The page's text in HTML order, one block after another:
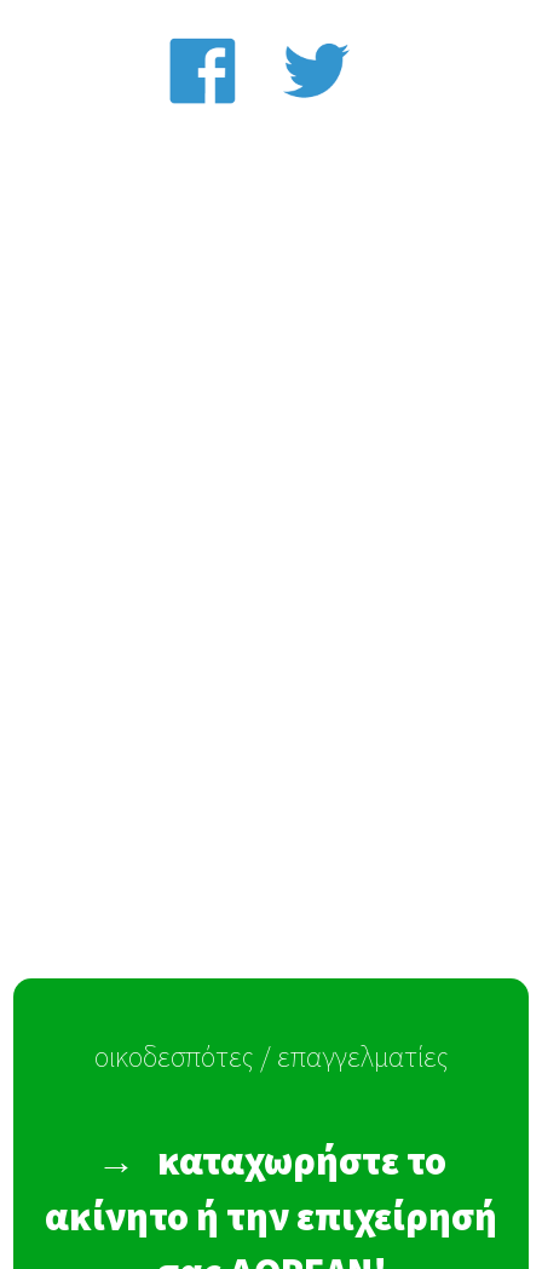
οικοδεσπότες / επαγγελματίες
→ καταχωρήστε το
ακίνητο ή την επιχείρησή